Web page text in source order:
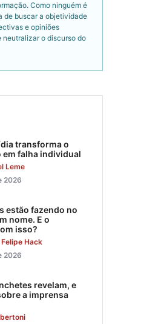
Como ninguém é
de buscar a objetividade
e opiniões
neutralizar o discurso do
transforma o
em falha individual
Leme
2026
estão fazendo no
nome. E o
isso?
Hack
2026
revelam, e
a imprensa